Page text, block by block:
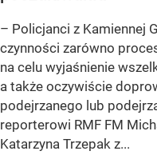
– Policjanci z Kamiennej
czynności zarówno
na celu wyjaśnienie
a także oczywiście
podejrzanego lub
reporterowi RMF FM
Katarzyna Trzepak z...